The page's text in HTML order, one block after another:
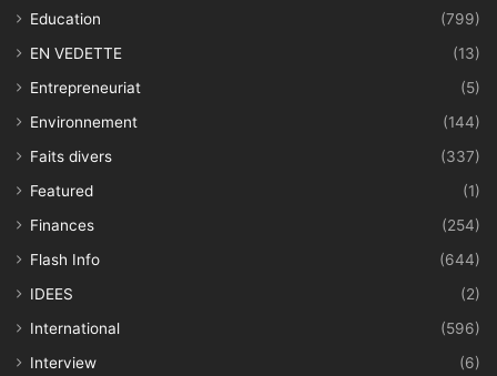
Education
(799)
EN VEDETTE
(13)
Entrepreneuriat
(5)
Environnement
(144)
Faits divers
(337)
Featured
(1)
Finances
(254)
Flash Info
(644)
IDEES
(2)
International
(596)
Interview
(6)